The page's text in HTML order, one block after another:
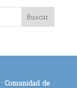
Buscar
Comunidad de